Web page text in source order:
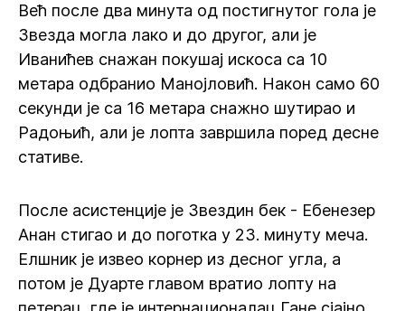
Већ после два минута од постигнутог гола је
Звезда могла лако и до другог, али је
Иванићев снажан покушај искоса са 10
метара одбранио Манојловић. Након само 60
секунди је са 16 метара снажно шутирао и
Радоњић, али је лопта завршила поред десне
стативе.
После асистенције је Звездин бек - Ебенезер
Анан стигао и до поготка у 23. минуту меча.
Елшник је извео корнер из десног угла, а
потом је Дуарте главом вратио лопту на